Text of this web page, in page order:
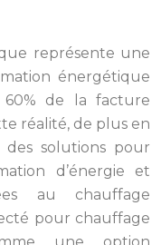
représente une
énergétique
60% de la facture
réalité, de plus en
solutions pour
d’énergie et
au chauffage
pour chauffage